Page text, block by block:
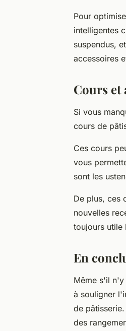
Pour
intelligentes
suspendus,
accessoires
Cours et
Si vous
cours de
Ces cours
vous
sont les
De plus, ces
nouvelles
toujours utile
En
Même s'il
à souligner
de
des